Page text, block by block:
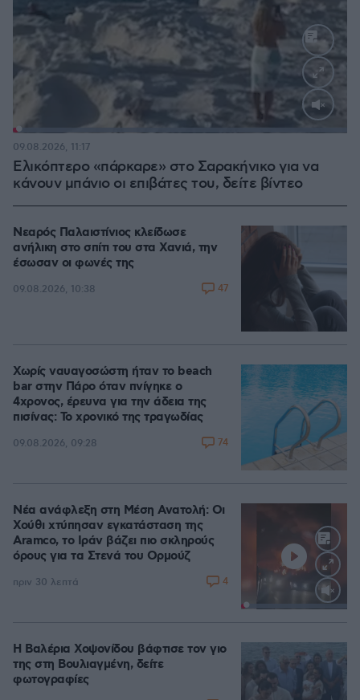
Loaded:
Ελικόπτερο «πάρκαρε» στο Σαρακήνικο για να
κάνουν μπάνιο οι επιβάτες του, δείτε βίντεο
09.08.2026, 11:17
Νεαρός Παλαιστίνιος κλείδωσε
ανήλικη στο σπίτι του στα Χανιά, την
έσωσαν οι φωνές της
09.08.2026, 10:38 47
Χωρίς ναυαγοσώστη ήταν το beach
bar στην Πάρο όταν πνίγηκε ο
4χρονος, έρευνα για την άδεια της
πισίνας: Το χρονικό της τραγωδίας
09.08.2026, 09:28 74
Loaded
Νέα ανάφλεξη στη Μέση Ανατολή: Οι
Χούθι χτύπησαν εγκατάσταση της
Aramco, το Ιράν βάζει πιο σκληρούς
όρους για τα Στενά του Ορμούζ
πριν 30 λεπτά 4
Η Βαλέρια Χοψονίδου βάφτισε τον γιο
της στη Βουλιαγμένη, δείτε
φωτογραφίες